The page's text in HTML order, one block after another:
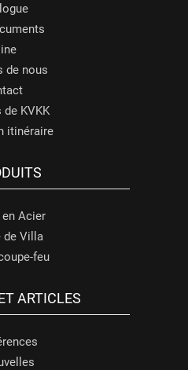
de nous
KVKK
itinéraire
Acier
de Villa
feu
ARTICLES